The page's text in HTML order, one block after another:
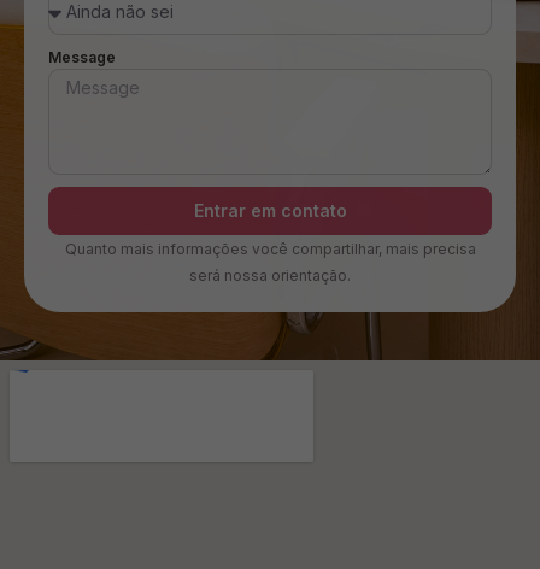
Message
Entrar em contato
Quanto mais informações você compartilhar, mais precisa
será nossa orientação.